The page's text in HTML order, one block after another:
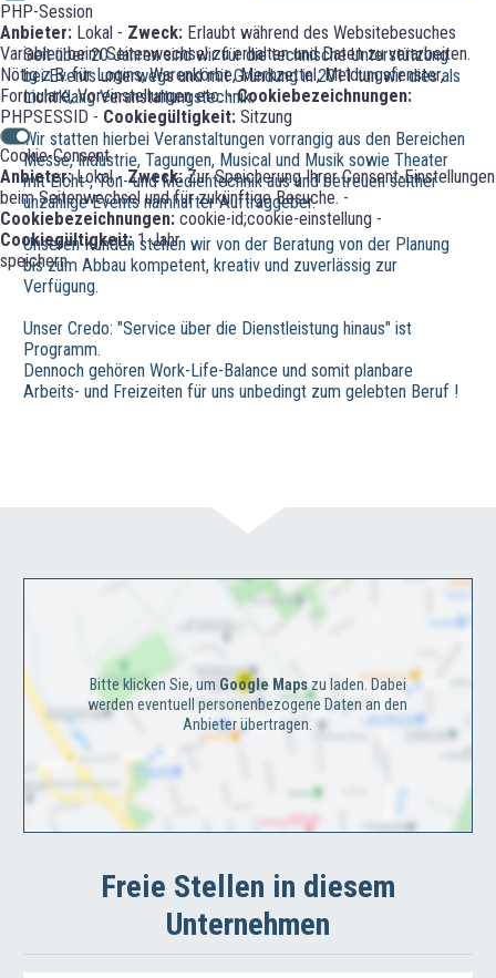
PHP-Session
Anbieter: Lokal - Zweck: Erlaubt während des Websitebesuches
Variablen beim Seitenwechsel zu erhalten und Daten zu verarbeiten.
Nötig z.B. für Logins, Warenkörbe, Merkzettel, Meldungsfenster,
Formulare, Voreinstellungen etc. -Cookiebezeichnungen:
PHPSESSID - Cookiegültigkeit: Sitzung
Cookie-Consent
Anbieter:Lokal -Zweck:Zur Speicherung Ihrer Consent-Einstellungen
beim Seitenwechsel und für zukünftige Besuche. -
Cookiebezeichnungen: cookie-id;cookie-einstellung -
Cookiegültigkeit:1 Jahr
speichern
Seit über 20 Jahren sind wir für die technische Unterstützung
bei Events unterwegs und mit Gründung in 2011 tun wir dies als
LichtKlang Veranstaltungstechnik.
Wir statten hierbei Veranstaltungen vorrangig aus den Bereichen
Messe, Industrie, Tagungen, Musical und Musik sowie Theater
mit Licht-, Ton- und Medientechnik aus und betreuen seither
unzählige Events namhafter Auftraggeber.
Unseren Kunden stehen wir von der Beratung von der Planung
bis zum Abbau kompetent, kreativ und zuverlässig zur
Verfügung.
Unser Credo: "Service über die Dienstleistung hinaus" ist
Programm.
Dennoch gehören Work-Life-Balance und somit planbare
Arbeits- und Freizeiten für uns unbedingt zum gelebten Beruf !
Bitte klicken Sie, um Google Mapszu laden. Dabei
werden eventuell personenbezogene Daten an den
Anbieter übertragen.
Freie Stellen in diesem
Unternehmen